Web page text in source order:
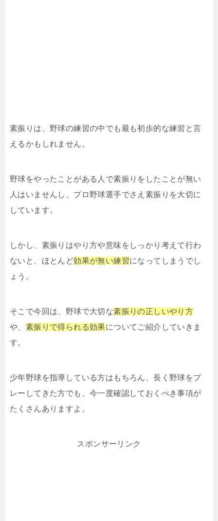
素振りは、野球の練習の中でも最も初歩的な練習と言
えるかもしれません。
野球をやったことがある人で素振りをしたことが無い
人はいませんし、プロ野球選手でさえ素振りを大切に
しています。
しかし、素振りはやり方や意味をしっかり考えて行わ
ないと、ほとんど効果が無い練習になってしまうでし
ょう。
そこで今回は、野球で大切な素振りの正しいやり方
や、 素振りで得られる効果についてご紹介していきま
す。
少年野球を指導している方はもちろん、長く野球をプ
レーしてきた方でも、今一度確認しておくべき事項が
たくさんありますよ。
スポンサーリンク